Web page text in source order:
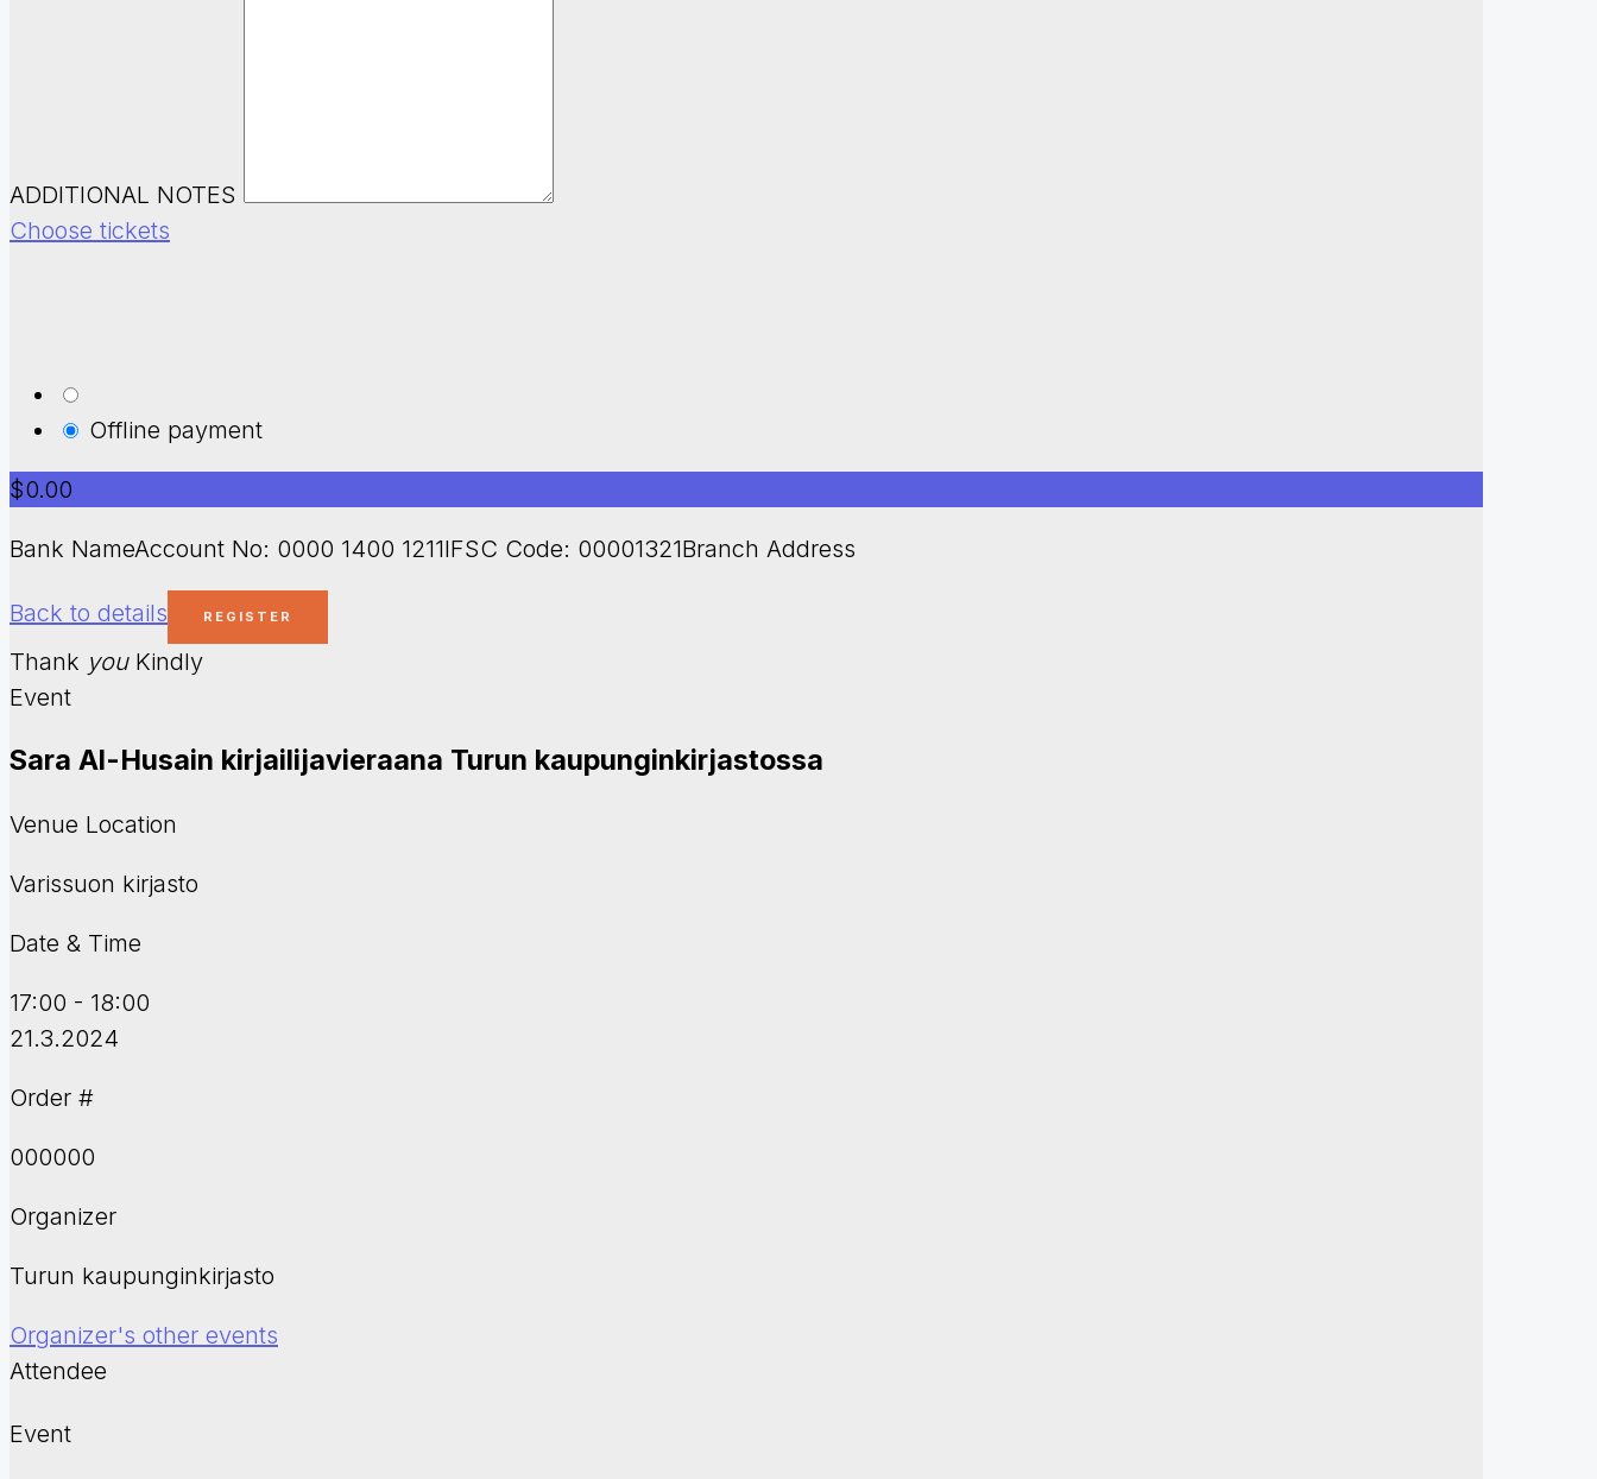
ADDITIONAL NOTES
Choose tickets
Offline payment
$0.00
Bank NameAccount No: 0000 1400 1211IFSC Code: 00001321Branch Address
Back to details
Thank youKindly
Event
Sara Al-Husain kirjailijavieraana Turun kaupunginkirjastossa
Venue Location
Varissuon kirjasto
Date & Time
17:00 - 18:00
21.3.2024
Order #
000000
Organizer
Turun kaupunginkirjasto
Organizer's other events
Attendee
Event